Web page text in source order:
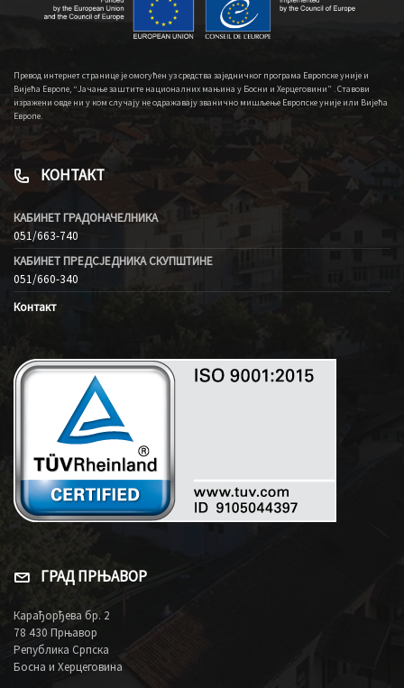
Превод интернет странице је омогућен уз средства заједничког програма Европске уније и
Вијећа Европе, “Јачање заштите националних мањина у Босни и Херцеговини” . Ставови
изражени овде ни у ком случају не одражавају званично мишљење Европске уније или Вијећа
Европе.
КОНТАКТ
КАБИНЕТ ГРАДОНАЧЕЛНИКА
051/663-740
КАБИНЕТ ПРЕДСЈЕДНИКА СКУПШТИНЕ
051/660-340
Контакт
ГРАД ПРЊАВОР
Карађорђева бр. 2
78 430 Прњавор
Република Српска
Босна и Херцеговина